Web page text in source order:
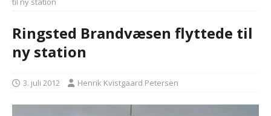
Ringsted Brandvæsen flyttede til
ny station
3. juli 2012 Henrik Kvistgaard Petersen